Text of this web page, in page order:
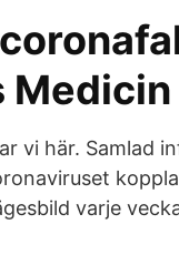
Medicin
vi här. Samlad
varje